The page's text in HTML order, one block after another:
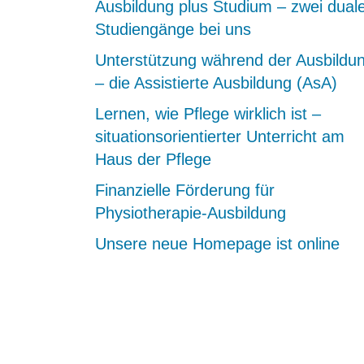
Ausbildung plus Studium – zwei
Studiengänge bei uns
Unterstützung während der
– die Assistierte Ausbildung (AsA)
Lernen, wie Pflege wirklich ist –
situationsorientierter Unterricht am
Haus der Pflege
Finanzielle Förderung für
Physiotherapie-Ausbildung
Unsere neue Homepage ist online